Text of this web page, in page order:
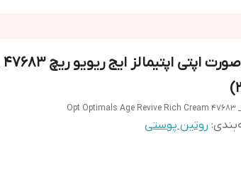
Opt Optimals Age Revive Rich Cream 47683
: روتین پوستی